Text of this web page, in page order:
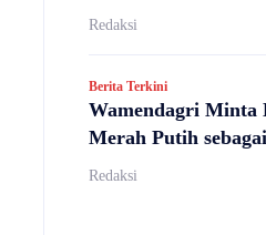
Redaksi
Berita Terkini
Wamendagri Minta
Merah Putih
Redaksi